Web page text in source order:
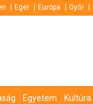
Eger Európa Győr
Egyetem Kultúra